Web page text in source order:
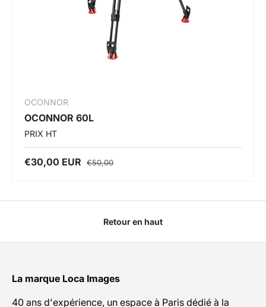
OCONNOR
OCONNOR 60L
PRIX HT
€30,00 EUR €50,00
Retour en haut
La marque Loca Images
40 ans d'expérience, un espace à Paris dédié à la